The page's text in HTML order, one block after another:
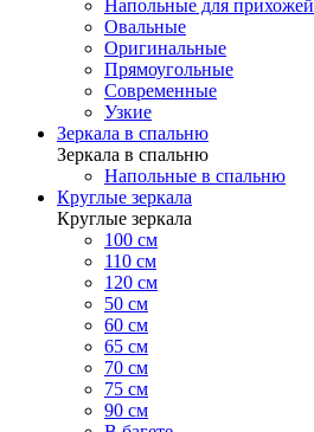
Напольные для прихожей
Овальные
Оригинальные
Прямоугольные
Современные
Узкие
Зеркала в спальню
Зеркала в спальню
Напольные в спальню
Круглые зеркала
Круглые зеркала
100 см
110 см
120 см
50 см
60 см
65 см
70 см
75 см
90 см